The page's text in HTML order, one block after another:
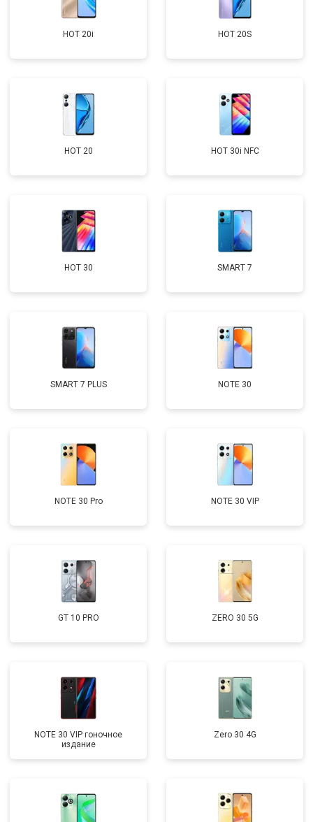
HOT 20i HOT 20S
HOT 20 HOT 30i NFC
HOT 30 SMART 7
SMART 7 PLUS NOTE 30
NOTE 30 Pro NOTE 30 VIP
GT 10 PRO ZERO 30 5G
NOTE 30 VIP гоночное
издание
Zero 30 4G